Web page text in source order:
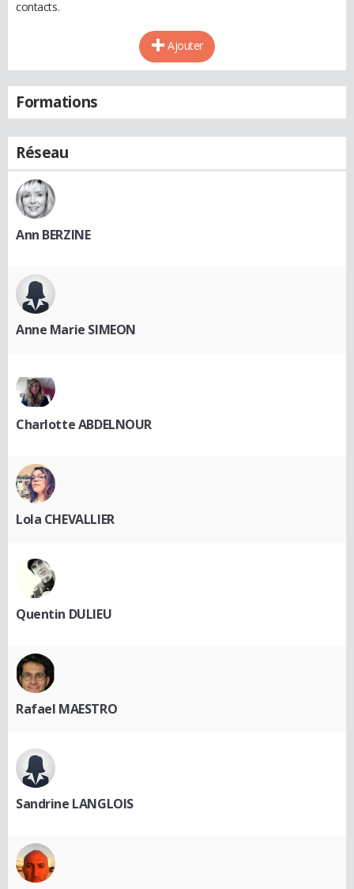
contacts.
Ajouter
Formations
Réseau
Ann BERZINE
Anne Marie SIMEON
Charlotte ABDELNOUR
Lola CHEVALLIER
Quentin DULIEU
Rafael MAESTRO
Sandrine LANGLOIS